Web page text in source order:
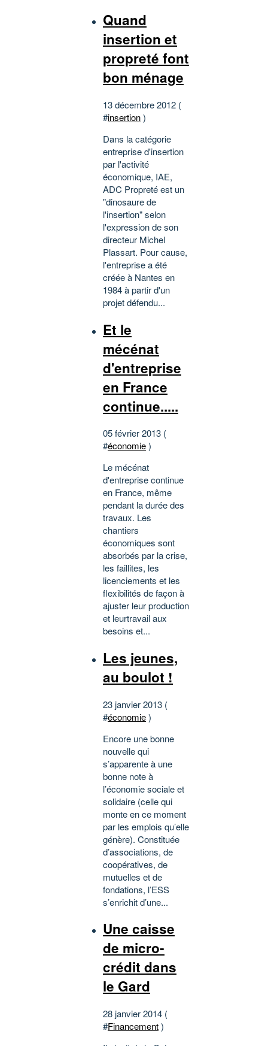
Quand
insertion et
propreté font
bon ménage
13 décembre 2012 (
#insertion)
Dans la catégorie
entreprise d'insertion
par l'activité
économique, IAE,
ADC Propreté est un
"dinosaure de
l'insertion" selon
l'expression de son
directeur Michel
Plassart. Pour cause,
l'entreprise a été
créée à Nantes en
1984 à partir d'un
projet défendu...
Et le
mécénat
d'entreprise
en France
continue.....
05 février 2013 (
#économie)
Le mécénat
d'entreprise continue
en France, même
pendant la durée des
travaux. Les
chantiers
économiques sont
absorbés par la crise,
les faillites, les
licenciements et les
flexibilités de façon à
ajuster leur production
et leurtravail aux
besoins et...
Les jeunes,
au boulot !
23 janvier 2013 (
#économie)
Encore une bonne
nouvelle qui
s’apparente à une
bonne note à
l’économie sociale et
solidaire (celle qui
monte en ce moment
par les emplois qu’elle
génère). Constituée
d’associations, de
coopératives, de
mutuelles et de
fondations, l’ESS
s’enrichit d’une...
Une caisse
de micro-
crédit dans
le Gard
28 janvier 2014 (
#Financement)